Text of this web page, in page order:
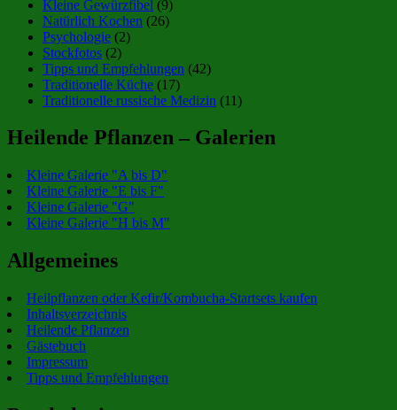
Kleine Gewürzfibel (9)
Natürlich Kochen (26)
Psychologie (2)
Stockfotos (2)
Tipps und Empfehlungen (42)
Traditionelle Küche (17)
Traditionelle russische Medizin (11)
Heilende Pflanzen – Galerien
Kleine Galerie "A bis D"
Kleine Galerie "E bis F"
Kleine Galerie "G"
Kleine Galerie "H bis M"
Allgemeines
Heilpflanzen oder Kefir/Kombucha-Startsets kaufen
Inhaltsverzeichnis
Heilende Pflanzen
Gästebuch
Impressum
Tipps und Empfehlungen